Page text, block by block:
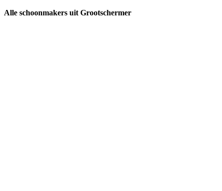
Alle schoonmakers uit Grootschermer